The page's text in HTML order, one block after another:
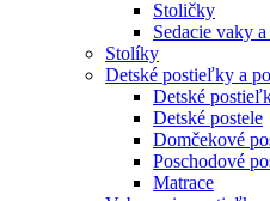
Stoličky
Sedacie vaky
Stolíky
Detské postieľky a
Detské
Detské postele
Domčekové
Poschodové
Matrace